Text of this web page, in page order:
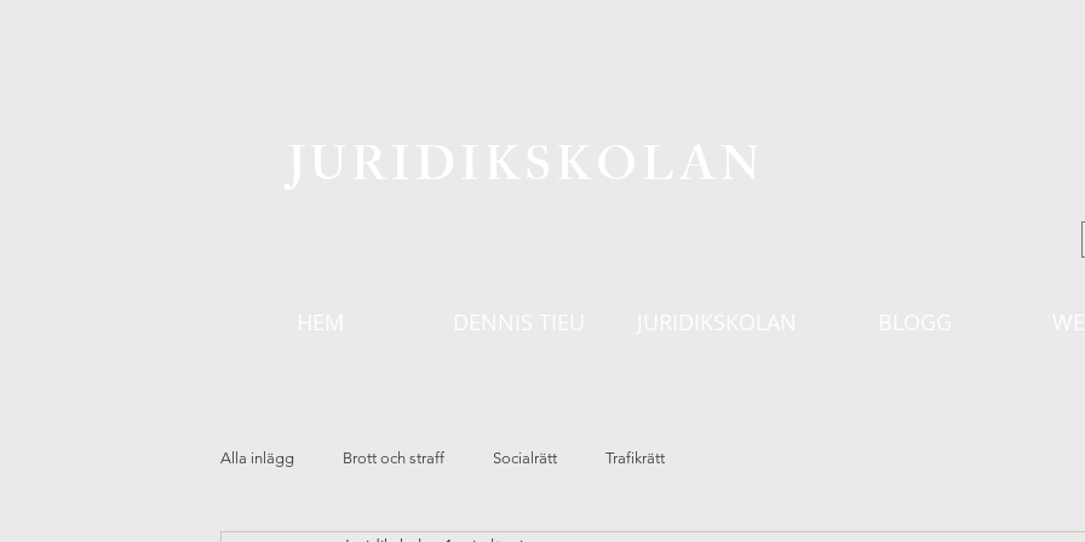
Alla inlägg Brott och straff Socialrätt Trafikrätt